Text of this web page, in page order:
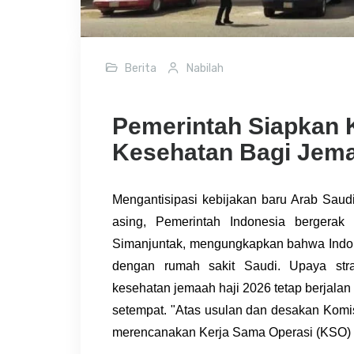
Berita Nabilah
Pemerintah Siapkan
Kesehatan Bagi
Mengantisipasi kebijakan baru Arab
asing, Pemerintah Indonesia
Simanjuntak, mengungkapkan bahwa
dengan rumah sakit Saudi. Upaya
kesehatan jemaah haji 2026 tetap
setempat. "Atas usulan dan desakan
merencanakan Kerja Sama Operasi